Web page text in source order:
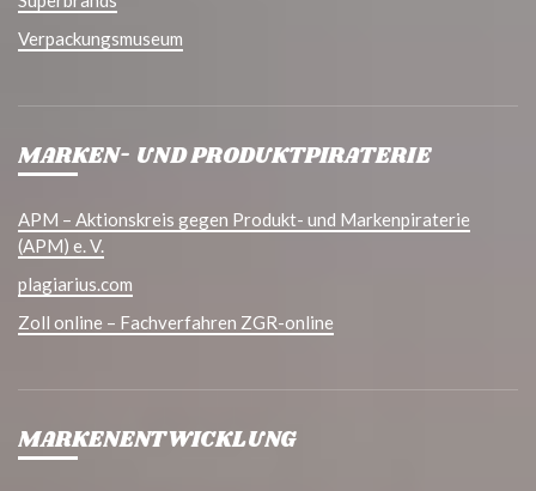
Verpackungsmuseum
MARKEN- UND PRODUKTPIRATERIE
APM – Aktionskreis gegen Produkt- und Markenpiraterie
(APM) e. V.
plagiarius.com
Zoll online – Fachverfahren ZGR-online
MARKENENTWICKLUNG